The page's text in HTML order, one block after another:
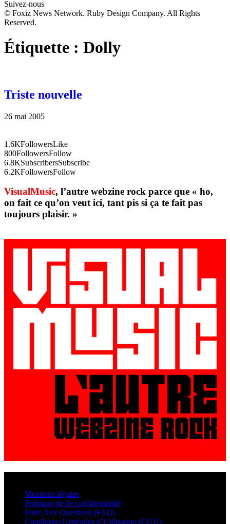
Suivez-nous
© Foxiz News Network. Ruby Design Company. All Rights
Reserved.
Étiquette : Dolly
Triste nouvelle
26 mai 2005
1.6KFollowersLike
800FollowersFollow
6.8KSubscribersSubscribe
6.2KFollowersFollow
VisualMusic, l’autre webzine rock parce que « ho,
on fait ce qu’on veut ici, tant pis si ça te fait pas
toujours plaisir. »
Mentions légales
Politique de de confidentialité
Foire Aux Questions (FAQ)
Conditions Générales d’Utilisation (CGU)